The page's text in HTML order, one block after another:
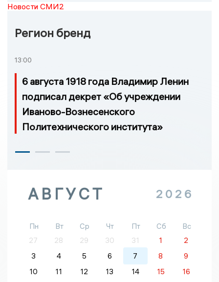
Новости СМИ2
Регион бренд
13:00
6 августа 1918 года Владимир Ленин
подписал декрет «Об учреждении
Иваново-Вознесенского
Политехнического института»
АВГУСТ 2026
Пн Вт Ср Чт Пт Сб
Вс
27
28 29 30 31 1
2
3
4 5 6 7 8
9
10
11 12 13 14 15
16